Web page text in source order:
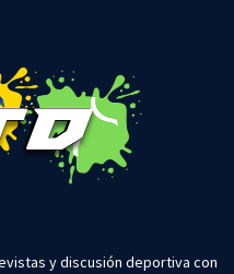
y discusión deportiva con